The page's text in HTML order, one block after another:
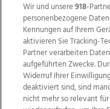
Wir und unsere918-
personenbezogene
Kennungen auf Ihrem
aktivieren Sie Tracking-
Partner verarbeiten
aufgeführten Zwecke.
Widerruf Ihrer
deaktiviert sind, sind
nicht mehr so relevant